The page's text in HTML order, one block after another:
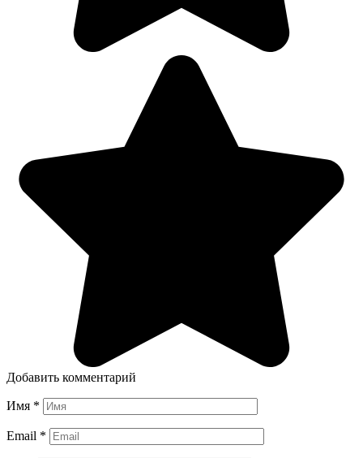
Добавить комментарий
Имя *
Email *